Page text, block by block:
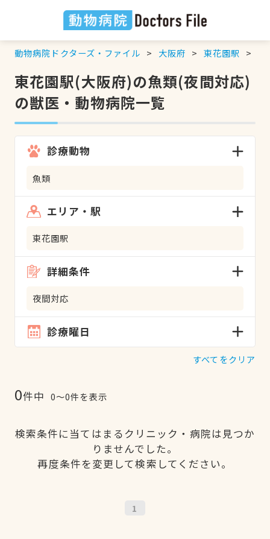
動物病院ドクターズ・ファイル 大阪府 東花園駅
東花園駅(大阪府)の魚類(夜間対応)
の獣医・動物病院一覧
診療動物
魚類
エリア・駅
東花園駅
詳細条件
夜間対応
診療曜日
すべてをクリア
0件中 0〜0件を表示
検索条件に当てはまるクリニック・病院は見つか
りませんでした。
再度条件を変更して検索してください。
1